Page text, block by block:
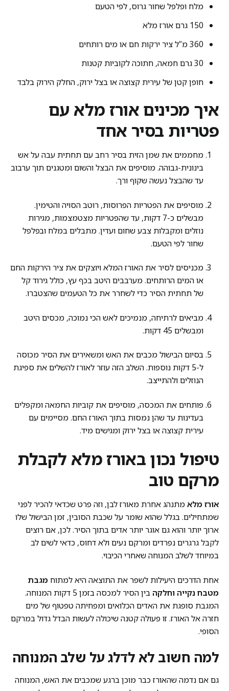
מלח ופלפל שחור גרוס, לפי הטעם
150 גרם אורז מלא
360 מ”ל ציר ירקות חם או מים רותחים
30 גרם חמאה, חתוכה לקוביות קטנות
חופן קטן של עירית קצוצה או בצל ירוק, החלק הירוק בלבד
איך מכינים אורז מלא עם
פטריות בסיר אחד
מחממים את שמן הזית בסיר רחב עם תחתית עבה על אש
בינונית-גבוהה. מוסיפים את הבצל והשום ומטגנים תוך ערבוב
עד שהבצל נעשה שקוף ורך.
מוסיפים את הפטריות הפרוסות, רוטב הסויה והטימין.
מבשלים כ-7 דקות, עד שהפטריות מצטמצמות, מגירות
נוזלים ומקבלות צבע שחום ועדין. מתבלים במלח ובפלפל
שחור לפי הטעם.
מכניסים לסיר את האורז המלא ויוצקים את ציר הירקות החם
או המים הרותחים. מערבבים היטב בכף עץ, כולל גירוד קל
של תחתית הסיר כדי לשחרר את כל הטעמים שהצטברו.
מביאים לרתיחה, מנמיכים לאש הכי נמוכה, מכסים היטב
ומבשלים 45 דקות.
בסיום הבישול מכבים את האש ומשאירים את הסיר מכוסה
ל-5 דקות נוספות. השלב הזה עוזר לאורז להשלים את ספיגת
הנוזלים ולהתייצב.
פותחים את המכסה, מוסיפים את קוביות החמאה ומקפלים
בעדינות עד שהן נמסות בתוך האורז החם. מסיימים עם
עירית קצוצה או בצל ירוק ומגישים מיד.
טיפול נכון באורז מלא לקבלת
מרקם טוב
אורז מלאמתנהג אחרת מאורז לבן, וזה פרט שכדאי להכיר לפני
שמתחילים. בגלל שהוא שומר על שכבת הסובין, זמן הבישול שלו
ארוך יותר והוא גם אוגר יותר אדים בתוך הסיר. לכן, אם רוצים
לקבל גרגרים נפרדים ומרקם נעים ולא דחוס, כדאי לשים לב
במיוחד לשלב המנוחה שאחרי הכיבוי.
אחת הדרכים היעילות לשפר את התוצאה היא למתוח מגבת
מטבח נקייה וחלקה
בין הסיר למכסה בזמן 5 דקות המנוחה.
המגבת סופגת את האדים הכלואים ומפחיתה טפטוף של מים
חזרה אל האורז. זו פעולה קטנה שיכולה לעשות הבדל גדול במרקם
הסופי.
למה חשוב לא לדלג על שלב המנוחה
גם אם נדמה שהאורז כבר מוכן ברגע שמכבים את האש, המנוחה